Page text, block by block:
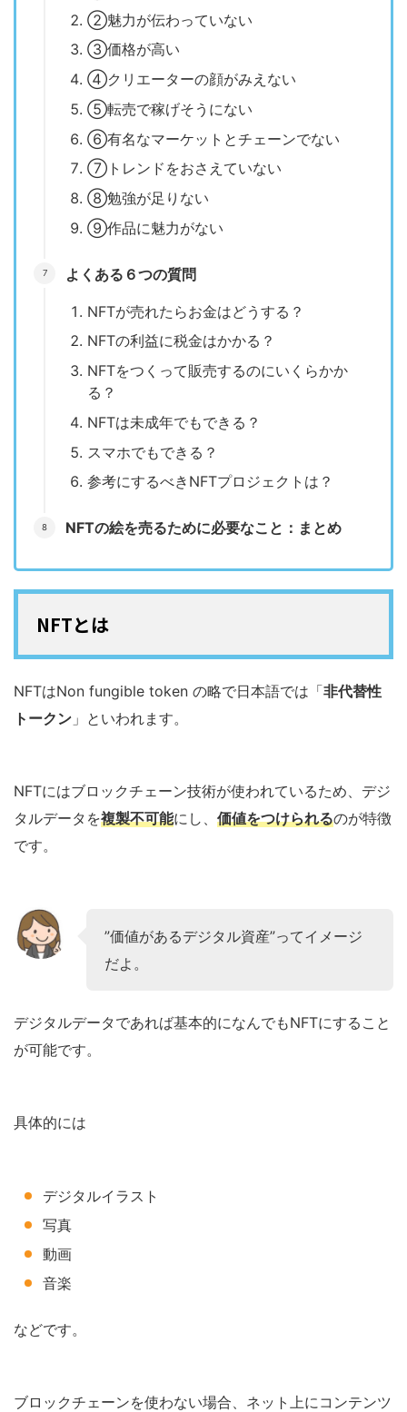
②魅力が伝わっていない
③価格が高い
④クリエーターの顔がみえない
⑤転売で稼げそうにない
⑥有名なマーケットとチェーンでない
⑦トレンドをおさえていない
⑧勉強が足りない
⑨作品に魅力がない
よくある６つの質問
NFTが売れたらお金はどうする？
NFTの利益に税金はかかる？
NFTをつくって販売するのにいくらかか
る？
NFTは未成年でもできる？
スマホでもできる？
参考にするべきNFTプロジェクトは？
NFTの絵を売るために必要なこと：まとめ
NFTとは
NFTはNon fungible token の略で日本語では「非代替性
トークン 」といわれます。
NFTにはブロックチェーン技術が使われているため、デジ
タルデータを複製不可能にし、 価値をつけられるのが特徴
です。
”価値があるデジタル資産”ってイメージ
だよ。
デジタルデータであれば基本的になんでもNFTにすること
が可能です。
具体的には
デジタルイラスト
写真
動画
音楽
などです。
ブロックチェーンを使わない場合、ネット上にコンテンツ